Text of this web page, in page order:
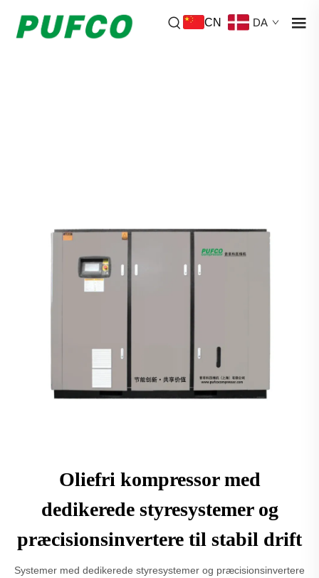
CN DA
Oliefri kompressor med
dedikerede styresystemer og
præcisionsinvertere til stabil drift
Systemer med dedikerede styresystemer og præcisionsinvertere